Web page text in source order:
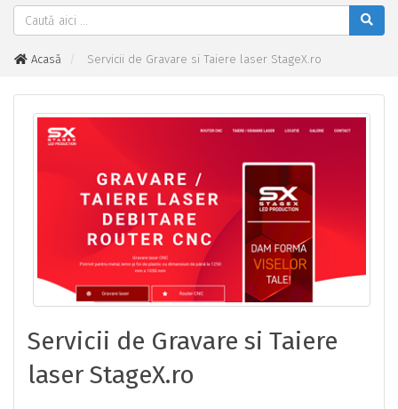
Acasă Servicii de Gravare si Taiere laser StageX.ro
Servicii de Gravare si Taiere
laser StageX.ro